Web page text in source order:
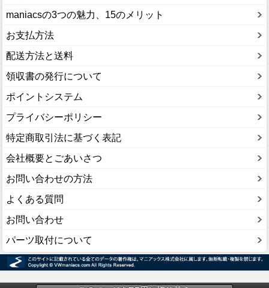
maniacsの3つの魅力、15のメリット
お支払方法
配送方法と送料
領収書の発行について
ポイントシステム
プライバシーポリシー
特定商取引法に基づく表記
会社概要とごあいさつ
お問い合わせの方法
よくある質問
お問い合わせ
パーツ取付について